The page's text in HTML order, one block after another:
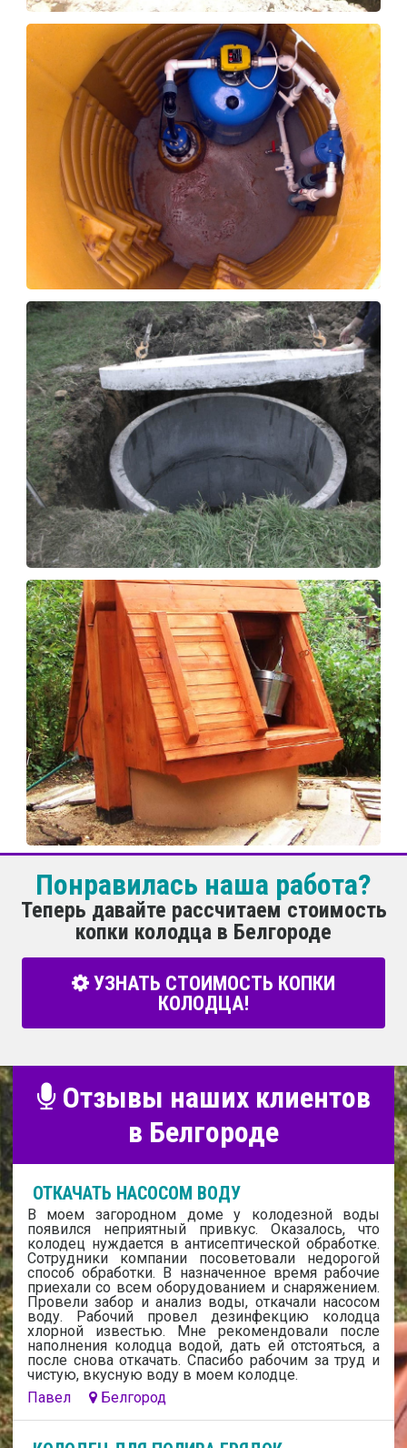
Понравилась наша работа?
Теперь давайте рассчитаем стоимость
копки колодца в Белгороде
УЗНАТЬ СТОИМОСТЬ КОПКИ
КОЛОДЦА!
Отзывы наших клиентов
в Белгороде
ОТКАЧАТЬ НАСОСОМ ВОДУ
В моем загородном доме у колодезной воды
появился неприятный привкус. Оказалось, что
колодец нуждается в антисептической обработке.
Сотрудники компании посоветовали недорогой
способ обработки. В назначенное время рабочие
приехали со всем оборудованием и снаряжением.
Провели забор и анализ воды, откачали насосом
воду. Рабочий провел дезинфекцию колодца
хлорной известью. Мне рекомендовали после
наполнения колодца водой, дать ей отстояться, а
после снова откачать. Спасибо рабочим за труд и
чистую, вкусную воду в моем колодце.
Павел
Белгород